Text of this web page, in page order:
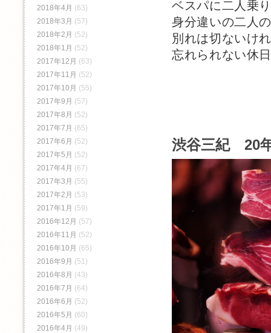
ベスパに二人乗
身分違いの二人
別れは切ないけ
忘れられない休
渋谷三紀 20
2018年4月 (63)
2018年3月 (57)
2018年2月 (52)
2018年1月 (52)
2017年12月 (63)
2017年11月 (52)
2017年10月 (55)
2017年9月 (57)
2017年8月 (52)
2017年7月 (65)
2017年6月 (52)
2017年5月 (52)
2017年4月 (67)
2017年3月 (55)
2017年2月 (53)
2017年1月 (59)
2016年12月 (57)
2016年11月 (52)
2016年10月 (65)
2016年9月 (51)
2016年8月 (43)
2016年7月 (64)
2016年6月 (52)
2016年5月 (60)
2016年4月 (49)